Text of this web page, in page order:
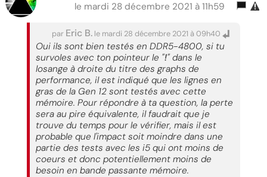
le mardi 28 décembre 2021 à 11h59
par Eric B. le mardi 28 décembre 2021 à 09h40
Oui ils sont bien testés en DDR5-4800, si tu
survoles avec ton pointeur le "!" dans le
losange à droite du titre des graphs de
performance, il est indiqué que les lignes en
gras de la Gen 12 sont testés avec cette
mémoire. Pour répondre à ta question, la perte
sera au pire équivalente, il faudrait que je
trouve du temps pour le vérifier, mais il est
probable que l'impact soit moindre dans une
partie des tests avec les i5 qui ont moins de
coeurs et donc potentiellement moins de
besoin en bande passante mémoire.